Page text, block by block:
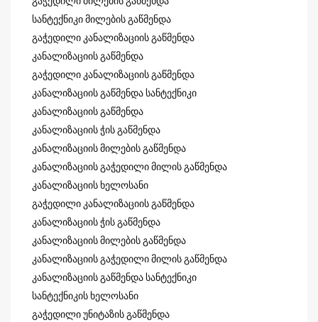
სანტექნიკი მილების გაწმენდა
გაჭედილი კანალიზაციის გაწმენდა
კანალიზაციის გაწმენდა
გაჭედილი კანალიზაციის გაწმენდა
კანალიზაციის გაწმენდა სანტექნიკი
კანალიზაციის გაწმენდა
კანალიზაციის ჭის გაწმენდა
კანალიზაციის მილების გაწმენდა
კანალიზაციის გაჭედილი მილის გაწმენდა
კანალიზაციის ხელოსანი
გაჭედილი კანალიზაციის გაწმენდა
კანალიზაციის ჭის გაწმენდა
კანალიზაციის მილების გაწმენდა
კანალიზაციის გაჭედილი მილის გაწმენდა
კანალიზაციის გაწმენდა სანტექნიკი
სანტექნიკის ხელოსანი
გაჭედილი უნიტაზის გაწმენდა